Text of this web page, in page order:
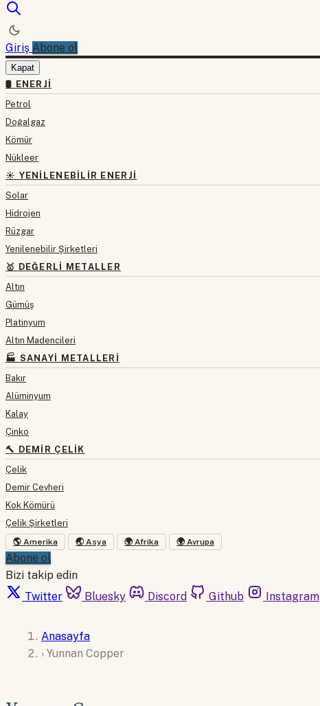
Giriş Abone ol
Kapat
🛢 ENERJI
Petrol
Doğalgaz
Kömür
Nükleer
☀️ YENILENEBILIR ENERJI
Solar
Hidrojen
Rüzgar
Yenilenebilir Şirketleri
🥇 DEĞERLI METALLER
Altın
Gümüş
Platinyum
Altın Madencileri
🏭 SANAYI METALLERI
Bakır
Alüminyum
Kalay
Çinko
🔨 DEMIR ÇELIK
Çelik
Demir Cevheri
Kok Kömürü
Çelik Şirketleri
🌎 Amerika 🌏 Asya 🌍 Afrika 🌍 Avrupa
Abone ol
Bizi takip edin
Twitter
Bluesky Discord Github Instagram
Anasayfa
› Yunnan Copper